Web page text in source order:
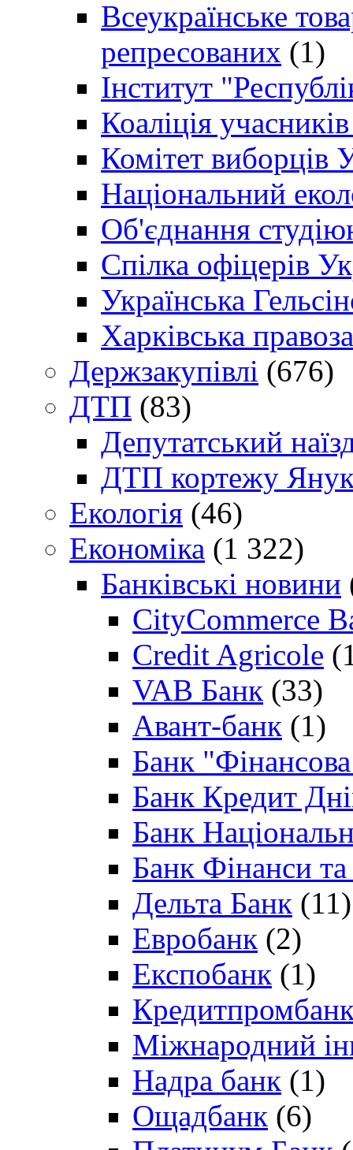
Всеукраїнське
репресованих (1)
Інститут
Коаліція
Комітет виборців
Національний
Об'єднання
Спілка офіцерів
Українська
Харківська
Держзакупівлі (676)
ДТП (83)
Депутатський
ДТП кортежу
Екологія (46)
Економіка (1 322)
Банківські новини
CityCommerce
Credit Agricole
VAB Банк (33)
Авант-банк (1)
Банк "Фінансова
Банк Кредит
Банк
Банк Фінанси
Дельта Банк (11)
Евробанк (2)
Експобанк (1)
Міжнародний
Надра банк (1)
Ощадбанк (6)